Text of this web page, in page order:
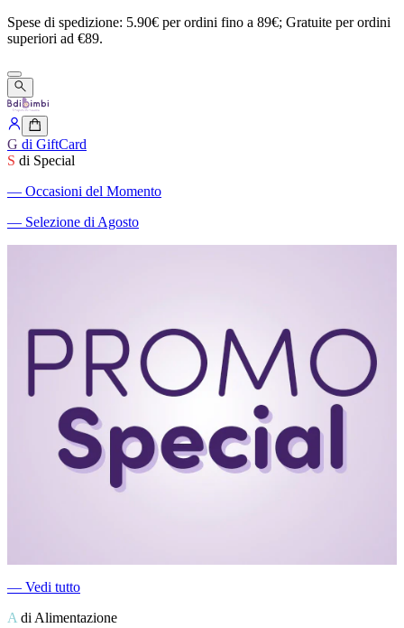
Spese di spedizione: 5.90€ perordini fino a 89€; Gratuite perordini
superiori ad €89.
G di GiftCard
S di Special
― Occasioni del Momento
― Selezione di Agosto
― Vedi tutto
A di Alimentazione